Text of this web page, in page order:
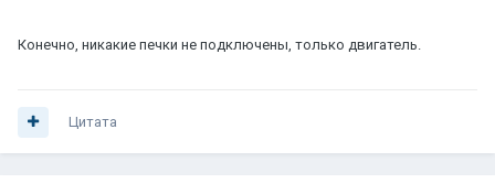
Конечно, никакие печки не подключены, только двигатель.
Цитата